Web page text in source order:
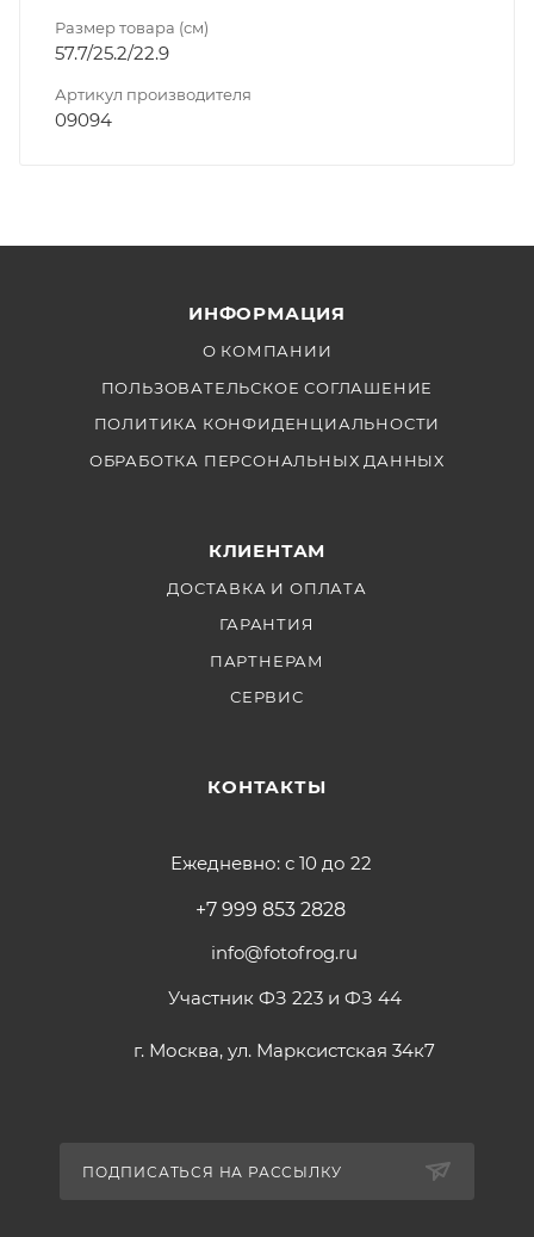
Размер товара (см)
57.7/25.2/22.9
Артикул производителя
09094
ИНФОРМАЦИЯ
О КОМПАНИИ
ПОЛЬЗОВАТЕЛЬСКОЕ СОГЛАШЕНИЕ
ПОЛИТИКА КОНФИДЕНЦИАЛЬНОСТИ
ОБРАБОТКА ПЕРСОНАЛЬНЫХ ДАННЫХ
КЛИЕНТАМ
ДОСТАВКА И ОПЛАТА
ГАРАНТИЯ
ПАРТНЕРАМ
СЕРВИС
КОНТАКТЫ
Ежедневно: с 10 до 22
+7 999 853 2828
info@fotofrog.ru
Участник ФЗ 223 и ФЗ 44
г. Москва, ул. Марксистская 34к7
ПОДПИСАТЬСЯ НА РАССЫЛКУ